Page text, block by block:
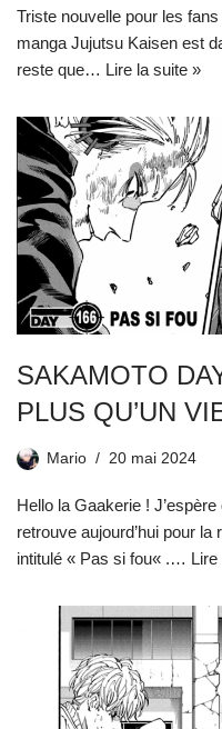
Triste nouvelle pour les
manga Jujutsu Kaisen est
reste que… Lire la suite »
SAKAMOTO
PLUS QU’UN
Mario 20 mai 2024
Hello la Gaakerie !
retrouve aujourd’hui pour
intitulé « Pas si fou« .… Lire